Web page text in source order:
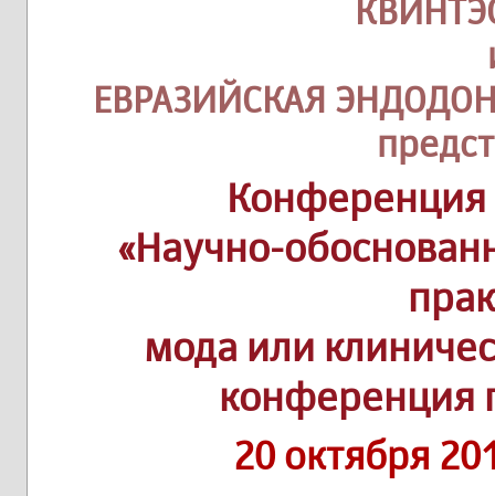
ЕВРАЗИЙСКАЯ
Конференция
«Научно-
мода или
конференция
20 октября